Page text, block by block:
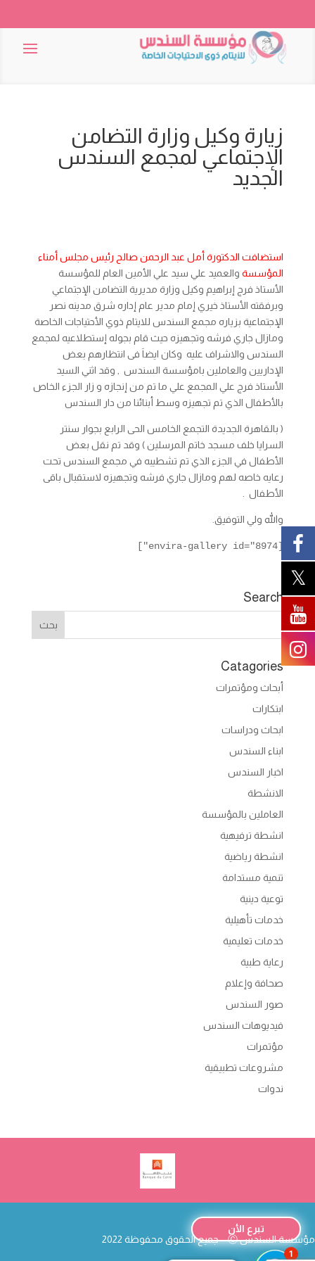
زيارة وكيل وزارة التضامن
الإجتماعي لمجمع السندس
الجديد
استضافت الدكتورة أمل عبد الرحمن صالح رئيس مجلس أمناء
المؤسسةوالعميد علي سيد علي الأمين العام للمؤسسة
الأستاذ فرج إبراهيم وكيل وزارة مديرية التضامن الإجتماعي
وبرفقته الأستاذ خيري إمام مدير عام إداره شرق مدينه نصر
الإجتماعية بزياره مجمع السندس للايتام ذوي الأحتياجات الخاصة
ومازال جاري فرشه وتجهيزه حيث قام بجوله إستطلاعيه لمجمع
السندس والاشراف عليه وكان ايضاَ فى انتظارهم بعض
الإداريين والعاملين بامؤسسة السندس , وقد اثني السيد
الأستاذ فرج علي المجمع علي ما تم من إنجازه و زار الجزء الخاص
بالأطفال الذي تم تجهيزه وسط أبنائنا من دار السندس
( بالقاهرة الجديدة التجمع الخامس الحى الرابع بجوار سنتر
السرايا خلف مسجد خاتم المرسلين ) وقد تم نقل بعض
الأطفال في الجزء الذي تم تشطيبهفي مجمع السندس تحت
رعايه خاصه لهم ومازال جاري فرشه وتجهيزه لاستقبال باقى
الأطفال .
والله ولي التوفيق.
[envira-gallery id="8974"]
Search
Catagories
أبحاث ومؤتمرات
ابتكارات
ابحاث ودراسات
ابناء السندس
اخبار السندس
الانشطة
العاملين بالمؤسسة
انشطة ترفيهية
انشطة رياضية
تنمية مستدامة
توعية دينية
خدمات تأهيلية
خدمات تعليمية
رعاية طبية
صحافة وإعلام
صور السندس
فيديوهات السندس
مؤتمرات
مشروعات تطبيقية
ندوات
تبرع الأن
مؤسسة السندسⒸ – جميع الحقوق محفوظة 2022
1